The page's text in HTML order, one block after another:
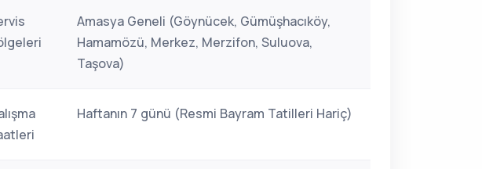
Amasya Geneli (Göynücek, Gümüşhacıköy,
Hamamözü, Merkez, Merzifon, Suluova,
Taşova)
Haftanın 7 günü (Resmi Bayram Tatilleri Hariç)